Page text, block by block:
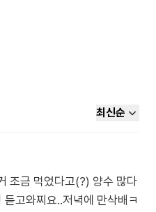
최신순
조금 먹었다고(?) 양수 많다
고와찌요..저녁에 만삭배ㅋ